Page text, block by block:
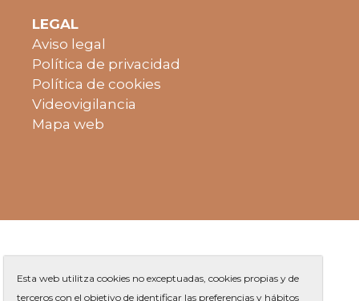
LEGAL
Aviso legal
Política de privacidad
Política de cookies
Videovigilancia
Mapa web
Esta web utilitza cookies no exceptuadas, cookies propias y de
terceros con el objetivo de identificar las preferencias y hábitos